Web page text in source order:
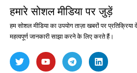
हमारे सोशल मीडिया पर जुड़ें
हम सोशल मीडिया का उपयोग ताज़ा खबरों पर
महत्वपूर्ण जानकारी साझा करने के लिए करते हैं।